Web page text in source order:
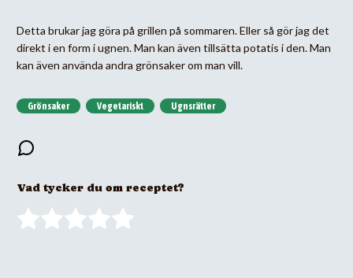
Detta brukar jag göra på grillen på sommaren. Eller så gör jag det
direkt i en form i ugnen. Man kan även tillsätta potatis i den. Man
kan även använda andra grönsaker om man vill.
Grönsaker Vegetariskt Ugnsrätter
Vad tycker du om receptet?